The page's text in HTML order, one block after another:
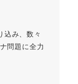
込み、数々
問題に全力